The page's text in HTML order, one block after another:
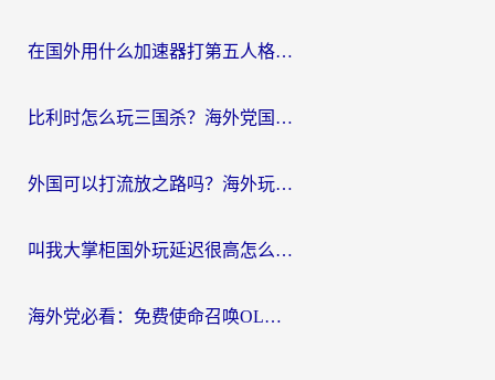
在国外用什么加速器打第五人格？留学生亲测：这6个功能才是关键！
比利时怎么玩三国杀？海外党国服游戏加速器终极指南（附问道CODOL优化方案）
外国可以打流放之路吗？海外玩家国服游戏畅玩终极指南（附实测推荐）
叫我大掌柜国外玩延迟很高怎么办？海外党亲测的国服游戏加速全攻略
海外党必看：免费使命召唤OL加速器怎么选？3个国服游戏加速痛点一次性解决